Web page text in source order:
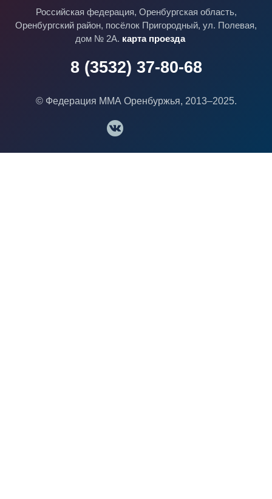
Российская федерация, Оренбургская область,
Оренбургский район, посёлок Пригородный, ул. Полевая,
дом № 2А. карта проезда
8 (3532) 37-80-68
© Федерация ММА Оренбуржья, 2013–2025.